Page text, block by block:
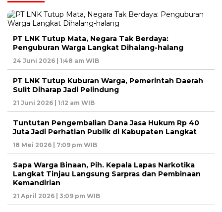
PT LNK Tutup Mata, Negara Tak Berdaya:
Penguburan Warga Langkat Dihalang-halang
24 Juni 2026 | 1:48 am WIB
PT LNK Tutup Kuburan Warga, Pemerintah Daerah
Sulit Diharap Jadi Pelindung
21 Juni 2026 | 1:12 am WIB
Tuntutan Pengembalian Dana Jasa Hukum Rp 40
Juta Jadi Perhatian Publik di Kabupaten Langkat
18 Mei 2026 | 7:09 pm WIB
Sapa Warga Binaan, Pih. Kepala Lapas Narkotika
Langkat Tinjau Langsung Sarpras dan Pembinaan
Kemandirian
21 April 2026 | 3:09 pm WIB